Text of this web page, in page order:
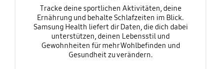
Tracke deine sportlichen Aktivitäten, deine
Ernährung und behalte Schlafzeiten im Blick.
Samsung Health liefert dir Daten, die dich dabei
unterstützen, deinen Lebensstil und
Gewohnheiten für mehr Wohlbefinden und
Gesundheit zu verändern.